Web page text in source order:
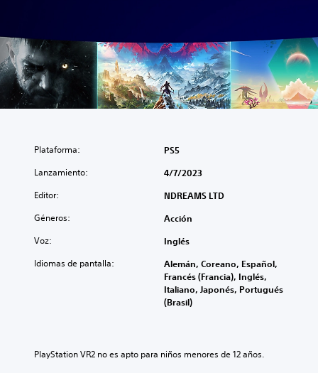
Plataforma: PS5
Lanzamiento: 4/7/2023
Editor: NDREAMS LTD
Géneros: Acción
Voz: Inglés
Idiomas de pantalla:
Alemán, Coreano, Español,
Francés (Francia), Inglés,
Italiano, Japonés, Portugués
(Brasil)
PlayStation VR2 no es apto para niños menores de 12 años.